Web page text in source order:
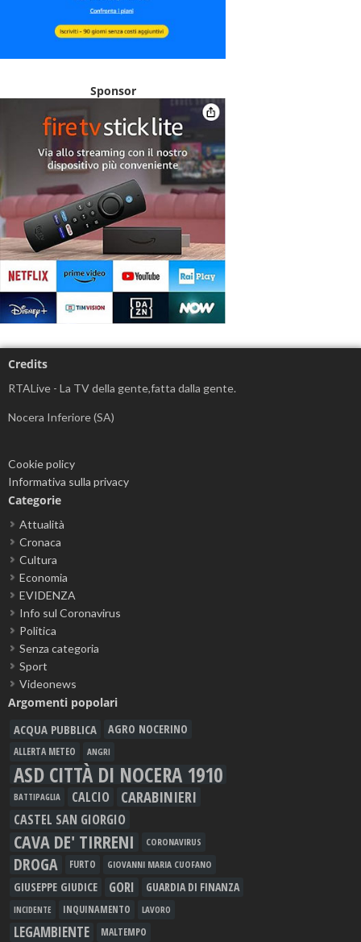
Sponsor
Credits
RTALive - La TV della gente,fatta dalla gente.
Nocera Inferiore (SA)
Cookie policy
Informativa sulla privacy
Categorie
Attualità
Cronaca
Cultura
Economia
EVIDENZA
Info sul Coronavirus
Politica
Senza categoria
Sport
Videonews
Argomenti popolari
ACQUA PUBBLICA AGRO NOCERINO
ALLERTA METEO ANGRI
ASD CITTÀ DI NOCERA 1910
BATTIPAGLIA CALCIO CARABINIERI
CASTEL SAN GIORGIO
CAVA DE' TIRRENI CORONAVIRUS
DROGA FURTO GIOVANNI MARIA CUOFANO
GIUSEPPE GIUDICE GORI GUARDIA DI FINANZA
INCIDENTE INQUINAMENTO LAVORO
LEGAMBIENTE MALTEMPO